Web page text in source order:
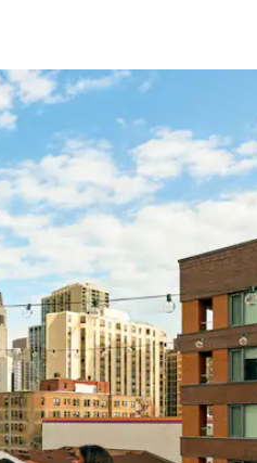
le bas pour les parcourir ou